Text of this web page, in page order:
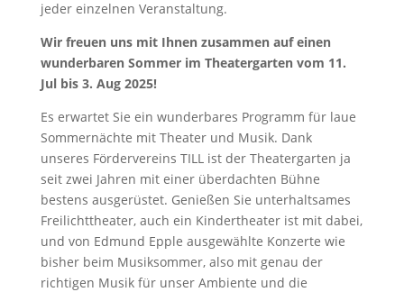
jeder einzelnen Veranstaltung.
Wir freuen uns mit Ihnen zusammen auf einen
wunderbaren Sommer im Theatergarten vom 11.
Jul bis 3. Aug 2025!
Es erwartet Sie ein wunderbares Programm für laue
Sommernächte mit Theater und Musik. Dank
unseres Fördervereins TILL ist der Theatergarten ja
seit zwei Jahren mit einer überdachten Bühne
bestens ausgerüstet. Genießen Sie unterhaltsames
Freilichttheater, auch ein Kindertheater ist mit dabei,
und von Edmund Epple ausgewählte Konzerte wie
bisher beim Musiksommer, also mit genau der
richtigen Musik für unser Ambiente und die